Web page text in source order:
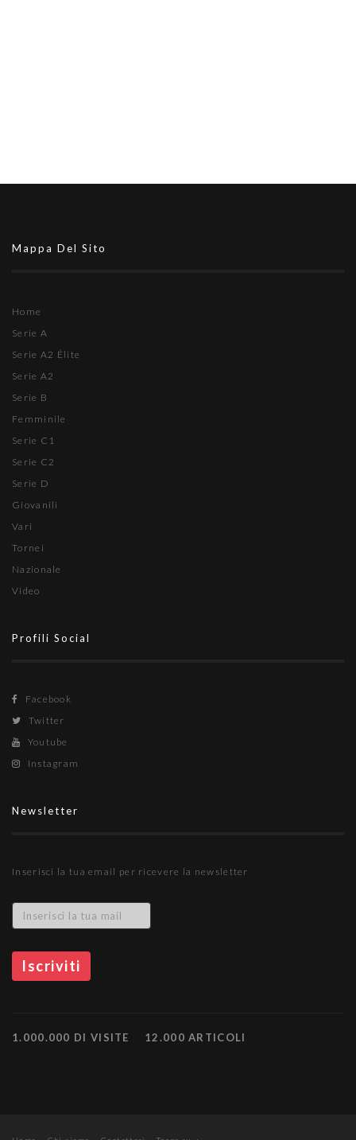
Mappa Del Sito
Home
Serie A
Serie A2 Élite
Serie A2
Serie B
Femminile
Serie C1
Serie C2
Serie D
Giovanili
Vari
Tornei
Nazionale
Video
Profili Social
Facebook
Twitter
Youtube
Instagram
Newsletter
Inserisci la tua email per ricevere la newsletter
1.000.000 DI VISITE 12.000 ARTICOLI